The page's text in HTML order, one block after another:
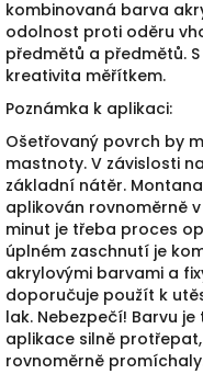
kombinovaná barva
odolnost proti oděru
předmětů a předmětů.
kreativita měřítkem.
Poznámka k aplikaci:
Ošetřovaný povrch by
mastnoty. V závislosti
základní nátěr.
aplikován rovnoměrně
minut je třeba proces
úplném zaschnutí je
akrylovými barvami a
doporučuje použít k
lak. Nebezpečí! Barvu
aplikace silně
rovnoměrně